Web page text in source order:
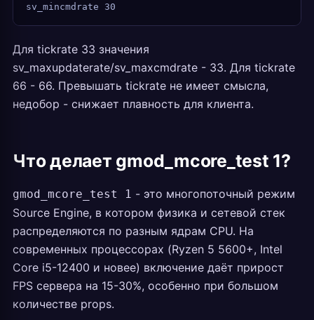
sv_mincmdrate 30
Для tickrate 33 значения
sv_maxupdaterate/sv_maxcmdrate - 33. Для tickrate
66 - 66. Превышать tickrate не имеет смысла,
недобор - снижает плавность для клиента.
Что делает gmod_mcore_test 1?
gmod_mcore_test 1 - это многопоточный режим
Source Engine, в котором физика и сетевой стек
распределяются по разным ядрам CPU. На
современных процессорах (Ryzen 5 5600+, Intel
Core i5-12400 и новее) включение даёт прирост
FPS сервера на 15-30%, особенно при большом
количестве props.